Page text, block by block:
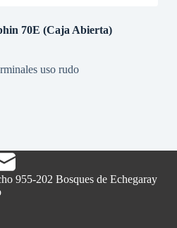
70E (Caja Abierta)
uso rudo
955-202 Bosques de Echegaray